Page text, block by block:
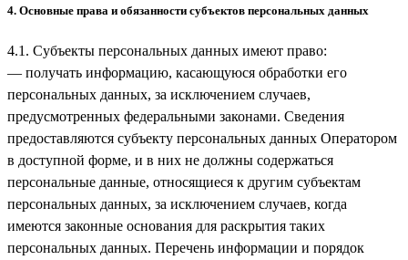
4. Основные права и обязанности субъектов персональных данных
4.1. Субъекты персональных данных имеют право:
— получать информацию, касающуюся обработки его
персональных данных, за исключением случаев,
предусмотренных федеральными законами. Сведения
предоставляются субъекту персональных данных Оператором
в доступной форме, и в них не должны содержаться
персональные данные, относящиеся к другим субъектам
персональных данных, за исключением случаев, когда
имеются законные основания для раскрытия таких
персональных данных. Перечень информации и порядок